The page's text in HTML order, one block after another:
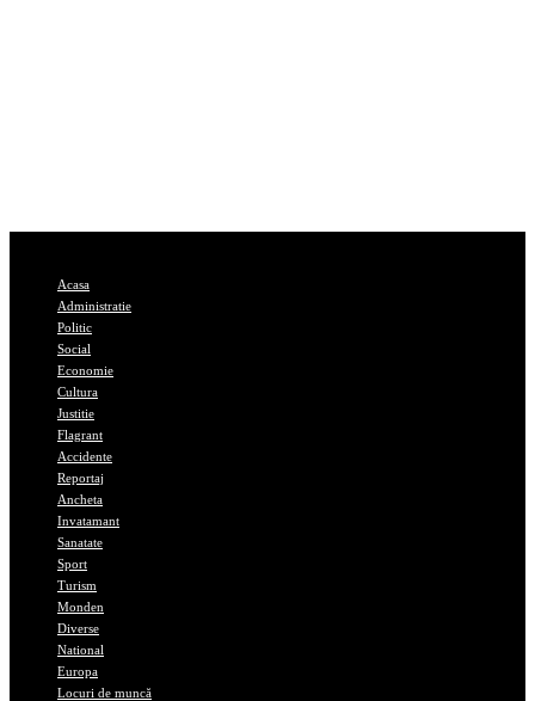
Acasa
Administratie
Politic
Social
Economie
Cultura
Justitie
Flagrant
Accidente
Reportaj
Ancheta
Invatamant
Sanatate
Sport
Turism
Monden
Diverse
National
Europa
Locuri de muncă